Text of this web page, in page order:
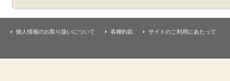
個人情報のお取り扱いについて 各種約款 サイトのご利用にあたって